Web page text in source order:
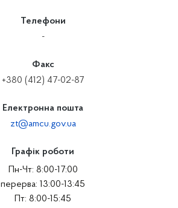
Телефони
-
Факс
+380 (412) 47-02-87
Електронна пошта
zt@amcu.gov.ua
Графік роботи
Пн-Чт: 8:00-17:00
перерва: 13:00-13:45
Пт: 8:00-15:45